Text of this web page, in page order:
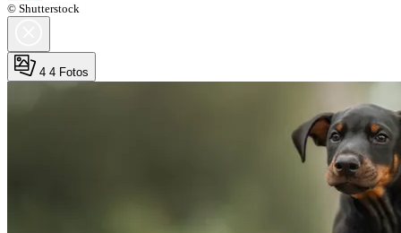
© Shutterstock
4 4 Fotos